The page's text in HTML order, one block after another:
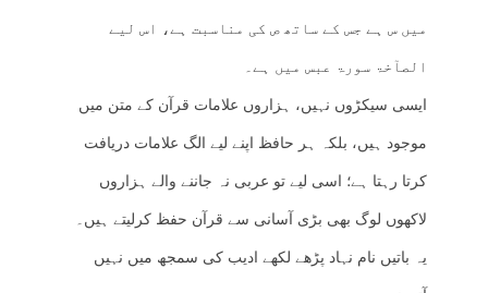
میں س ہے جس کے ساتھ ص کی مناسبت ہے، اس لیے
الصآخۃ سورۃ عبس میں ہے۔
ایسی سیکڑوں نہیں، ہزاروں علامات قرآن کے متن میں
موجود ہیں، بلکہ ہر حافظ اپنے لیے الگ علامات دریافت
کرتا رہتا ہے؛ اسی لیے تو عربی نہ جاننے والے ہزاروں
لاکھوں لوگ بھی بڑی آسانی سے قرآن حفظ کرلیتے ہیں۔
یہ باتیں نام نہاد پڑھے لکھے ادیب کی سمجھ میں نہیں